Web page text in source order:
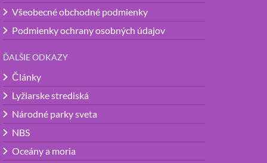
Všeobecné obchodné podmienky
Podmienky ochrany osobných údajov
ĎALŠIE ODKAZY
Články
Lyžiarske strediská
Národné parky sveta
NBS
Oceány a moria